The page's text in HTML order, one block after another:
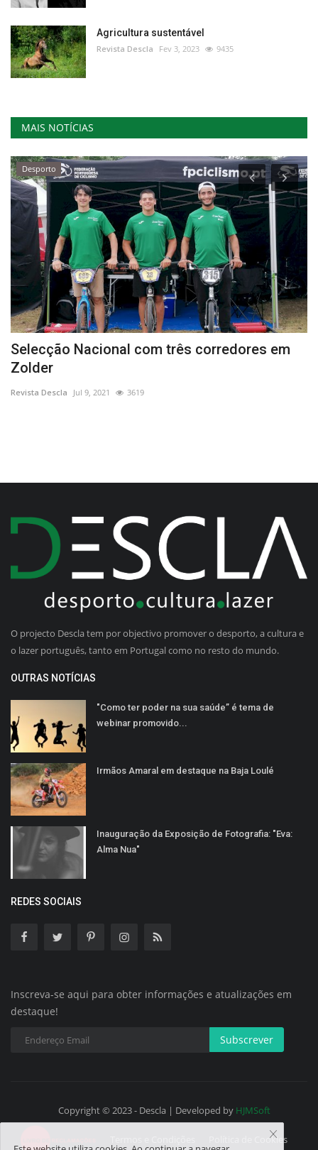
Agricultura sustentável
Revista Descla Fev 3, 2023 9435
MAIS NOTÍCIAS
Desporto
Selecção Nacional com três corredores em
Zolder
Revista Descla Jul 9, 2021 3619
O projecto Descla tem por objectivo promover o desporto, a cultura e
o lazer português, tanto em Portugal como no resto do mundo.
OUTRAS NOTÍCIAS
"Como ter poder na sua saúde” é tema de
webinar promovido...
Irmãos Amaral em destaque na Baja Loulé
Inauguração da Exposição de Fotografia: "Eva:
Alma Nua"
REDES SOCIAIS
Inscreva-se aqui para obter informações e atualizações em
destaque!
Subscrever
Copyright © 2023 - Descla | Developed by HJMSoft
Política de Cookies